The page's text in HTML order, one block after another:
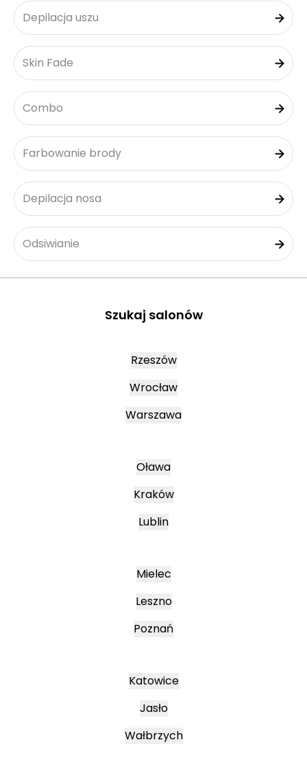
Depilacja uszu
Skin Fade
Combo
Farbowanie brody
Depilacja nosa
Odsiwianie
Szukaj salonów
Rzeszów
Wrocław
Warszawa
Oława
Kraków
Lublin
Mielec
Leszno
Poznań
Katowice
Jasło
Wałbrzych